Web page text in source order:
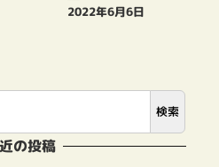
投稿日
2022年6月6日
検索
の投稿